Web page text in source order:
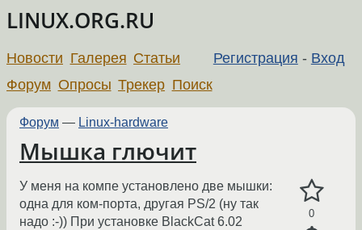
LINUX.ORG.RU
Регистрация - Вход
Новости Галерея Статьи
Форум Опросы Трекер Поиск
Форум — Linux-hardware
Мышка глючит
0
У меня на компе установлено две мышки:
одна для ком-порта, другая PS/2 (ну так
надо :-)) При установке BlackCat 6.02